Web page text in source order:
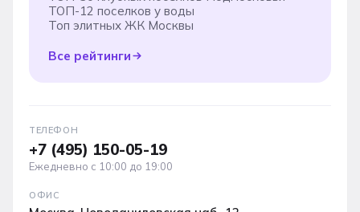
ТОП-12 поселков у воды
Топ элитных ЖК Москвы
Все рейтинги
ТЕЛЕФОН
+7 (495) 150-05-19
Ежедневно с 10:00 до 19:00
ОФИС